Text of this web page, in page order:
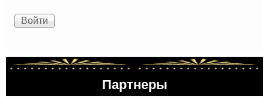
Партнеры